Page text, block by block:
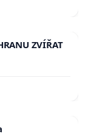
ZVÍŘAT